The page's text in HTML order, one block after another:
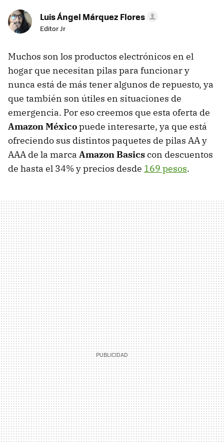
Luis Ángel Márquez Flores
Editor Jr
Muchos son los productos electrónicos en el
hogar que necesitan pilas para funcionar y
nunca está de más tener algunos de repuesto, ya
que también son útiles en situaciones de
emergencia. Por eso creemos que esta oferta de
Amazon Méxicopuede interesarte, ya que está
ofreciendo sus distintos paquetes de pilas AA y
AAA de la marca Amazon Basicscon descuentos
de hasta el 34% y precios desde 169 pesos.